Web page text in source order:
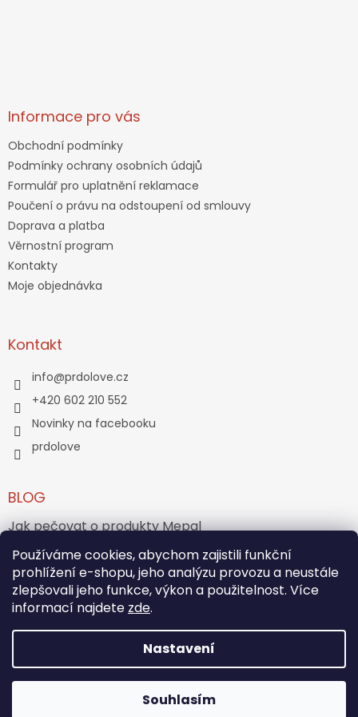
Používáme cookies, abychom zajistili funkční
prohlížení e-shopu, jeho analýzu provozu a neustále
zlepšovali jeho funkce, výkon a použitelnost. Více
informací najdete zde.
Nastavení
Souhlasím
Informace pro vás
Obchodní podmínky
Podmínky ochrany osobních údajů
Formulář pro uplatnění reklamace
Poučení o právu na odstoupení od smlouvy
Doprava a platba
Věrnostní program
Kontakty
Moje objednávka
Kontakt
info@prdolove.cz
+420 602 210 552
Novinky na facebooku
prdolove
BLOG
Jak pečovat o produkty Mepal
Jak vznikl medvídek Teddy Bear?
ARCHIV
Vytvořil Shoptet
PRĎOLOVÉ. Všechna práva vyhrazena.